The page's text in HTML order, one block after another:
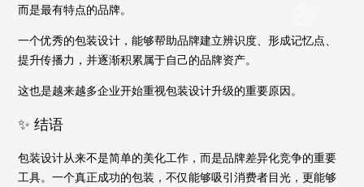
而是最有特点的品牌。
一个优秀的包装设计，能够帮助品牌建立辨识度、形成记忆点、
提升传播力，并逐渐积累属于自己的品牌资产。
这也是越来越多企业开始重视包装设计升级的重要原因。
✨ 结语
包装设计从来不是简单的美化工作，而是品牌差异化竞争的重要
工具。一个真正成功的包装，不仅能够吸引消费者目光，更能够